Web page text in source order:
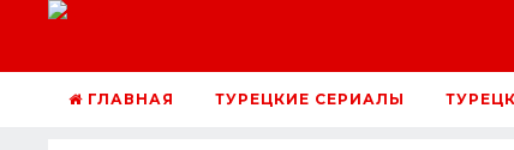
ГЛАВНАЯ ТУРЕЦКИЕ СЕРИАЛЫ